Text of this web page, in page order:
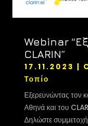
Webinar
CLARIN”
17.11.2023 |
Τοπίο
Εξερευνώντας τον
Αθηνά και του
Δηλώστε